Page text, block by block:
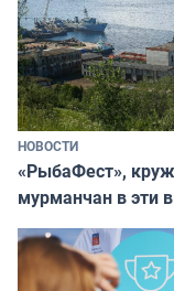
НОВОСТИ
«РыбаФест»,
мурманчан в эти